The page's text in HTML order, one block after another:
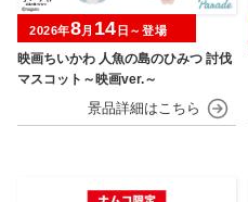
映画ちいかわ 人魚の島のひみつ 討伐
マスコット～映画ver.～
2026年8月 14 日～登場